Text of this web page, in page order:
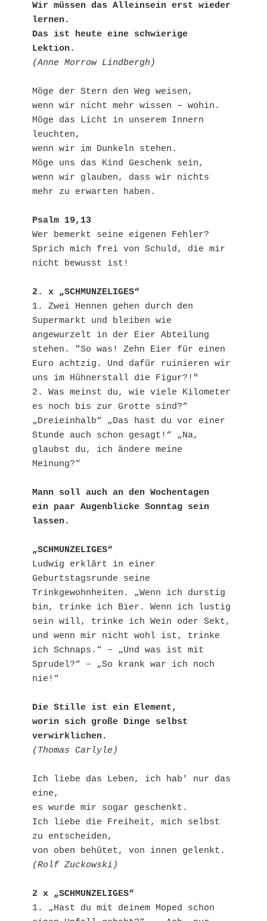
Wir müssen das Alleinsein erst wieder
lernen.
Das ist heute eine schwierige
Lektion.
(Anne Morrow Lindbergh)
Möge der Stern den Weg weisen,
wenn wir nicht mehr wissen – wohin.
Möge das Licht in unserem Innern
leuchten,
wenn wir im Dunkeln stehen.
Möge uns das Kind Geschenk sein,
wenn wir glauben, dass wir nichts
mehr zu erwarten haben.
Psalm 19,13
Wer bemerkt seine eigenen Fehler?
Sprich mich frei von Schuld, die mir
nicht bewusst ist!
2. x „SCHMUNZELIGES“
1. Zwei Hennen gehen durch den
Supermarkt und bleiben wie
angewurzelt in der Eier Abteilung
stehen. "So was! Zehn Eier für einen
Euro achtzig. Und dafür ruinieren wir
uns im Hühnerstall die Figur?!"
2. Was meinst du, wie viele Kilometer
es noch bis zur Grotte sind?“
„Dreieinhalb“ „Das hast du vor einer
Stunde auch schon gesagt!“ „Na,
glaubst du, ich ändere meine
Meinung?“
Mann soll auch an den Wochentagen
ein paar Augenblicke Sonntag sein
lassen.
„SCHMUNZELIGES“
Ludwig erklärt in einer
Geburtstagsrunde seine
Trinkgewohnheiten. „Wenn ich durstig
bin, trinke ich Bier. Wenn ich lustig
sein will, trinke ich Wein oder Sekt,
und wenn mir nicht wohl ist, trinke
ich Schnaps.“ – „Und was ist mit
Sprudel?“ – „So krank war ich noch
nie!“
Die Stille ist ein Element,
worin sich große Dinge selbst
verwirklichen.
(Thomas Carlyle)
Ich liebe das Leben, ich hab' nur das
eine,
es wurde mir sogar geschenkt.
Ich liebe die Freiheit, mich selbst
zu entscheiden,
von oben behütet, von innen gelenkt.
(Rolf Zuckowski)
2 x „SCHMUNZELIGES“
1. „Hast du mit deinem Moped schon